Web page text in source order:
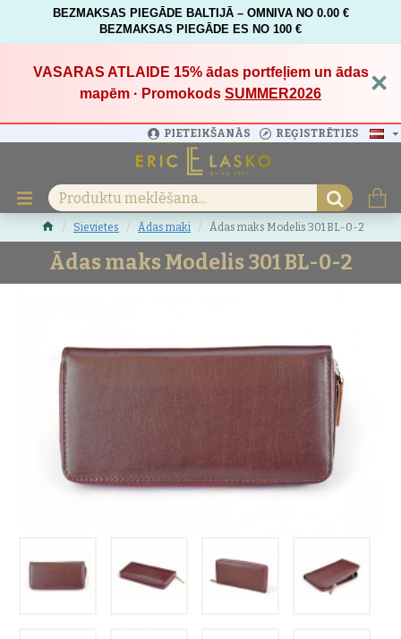
BEZMAKSAS PIEGĀDE BALTIJĀ – OMNIVA NO 0.00 €
BEZMAKSAS PIEGĀDE ES NO 100 €
VASARAS ATLAIDE 15%ādas portfeļiem un ādas
mapēm · Promokods SUMMER2026 ×
PIETEIKŠANĀS REĢISTRĒTIES
Sievietes Ādas maki Ādas maks Modelis 301 BL-0-2
Ādas maks Modelis 301 BL-0-2